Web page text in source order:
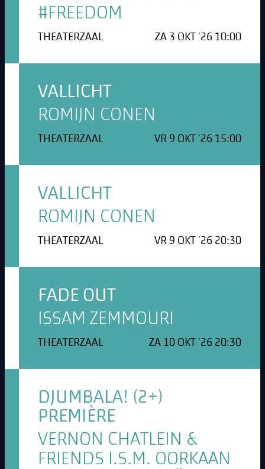
#FREEDOM
THEATERZAAL ZA 3 OKT '26 10:00
VALLICHT
ROMIJN CONEN
THEATERZAAL VR 9 OKT '26 15:00
VALLICHT
ROMIJN CONEN
THEATERZAAL VR 9 OKT '26 20:30
FADE OUT
ISSAM ZEMMOURI
THEATERZAAL ZA 10 OKT '26 20:30
DJUMBALA! (2+)
PREMIÈRE
VERNON CHATLEIN &
FRIENDS I.S.M. OORKAAN